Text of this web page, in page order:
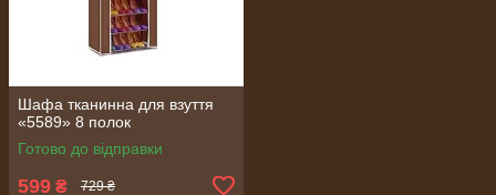
Шафа тканинна для взуття
«5589» 8 полок
Готово до відправки
599 ₴ 729 ₴